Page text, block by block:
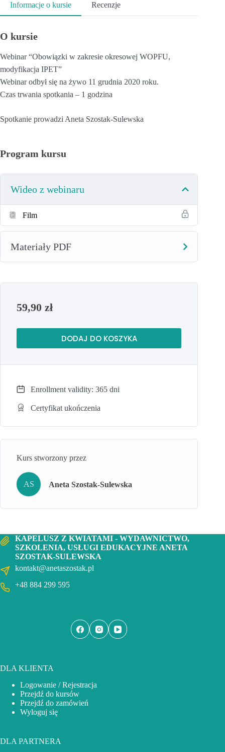
Informacje o kursie Recenzje
O kursie
Webinar “Obowiązki w zakresie okresowej WOPFU,
modyfikacja IPET”
Webinar odbył się na żywo 11 grudnia 2020 roku.
Czas trwania spotkania – 1 godzina
Spotkanie prowadzi Aneta Szostak-Sulewska
Program kursu
Wideo z webinaru
Film
Materiały PDF
59,90 zł
DODAJ DO KOSZYKA
Enrollment validity: 365 dni
Certyfikat ukończenia
Kurs stworzony przez
AS Aneta Szostak-Sulewska
KAPELUSZ Z KWIATAMI - WYDAWNICTWO,
SZKOLENIA, USŁUGI EDUKACYJNE ANETA
SZOSTAK-SULEWSKA
kontakt@anetaszostak.pl
+48 884 299 595
DLA KLIENTA
Logowanie / Rejestracja
Przejdź do kursów
Przejdź do zamówień
Wyloguj się
DLA PARTNERA